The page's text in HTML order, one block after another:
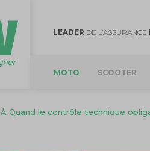
LEADER DE L’ASSURANCE
MOTO SCOOTER
À Quand le contrôle technique